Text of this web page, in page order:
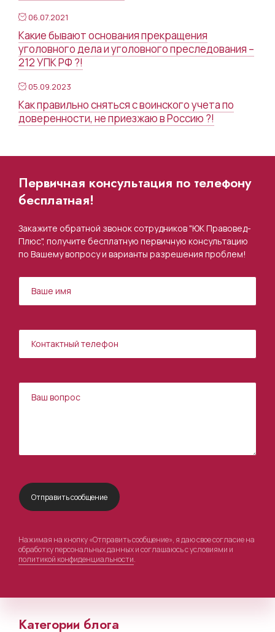
06.07.2021
Какие бывают основания прекращения
уголовного дела и уголовного преследования –
212 УПК РФ ?!
05.09.2023
Как правильно сняться с воинского учета по
доверенности, не приезжаю в Россию ?!
Первичная консультация по телефону
бесплатная!
Закажите обратной звонок сотрудников "ЮК Правовед-
Плюс", получите бесплатную первичную консультацию
по Вашему вопросу и варианты разрешения проблем!
Нажимая на кнопку «Отправить сообщение», я даю свое согласие на
обработку персональных данных и соглашаюсь с условиями и
политикой конфиденциальности.
Категории блога